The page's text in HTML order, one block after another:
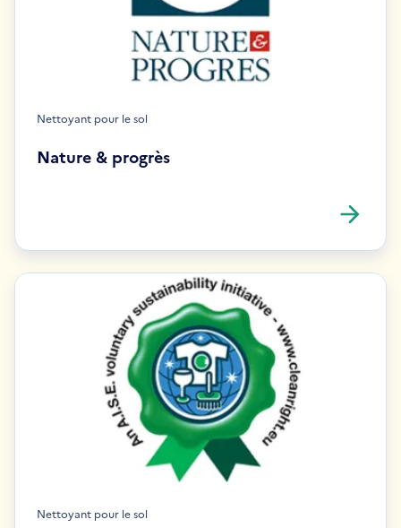
Nettoyant pour le sol
Nature & progrès
Nettoyant pour le sol